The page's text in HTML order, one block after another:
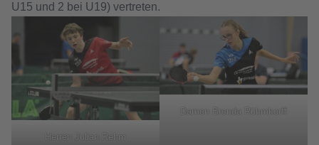
U15 und 2 bei U19) vertreten.
Herren Julian Rehm
Damen Brenda Rühmkorff